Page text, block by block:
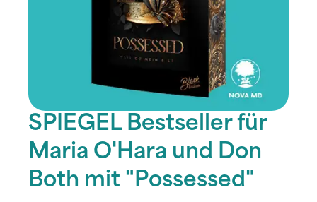
SPIEGEL Bestseller für
Maria O'Hara und Don
Both mit "Possessed"